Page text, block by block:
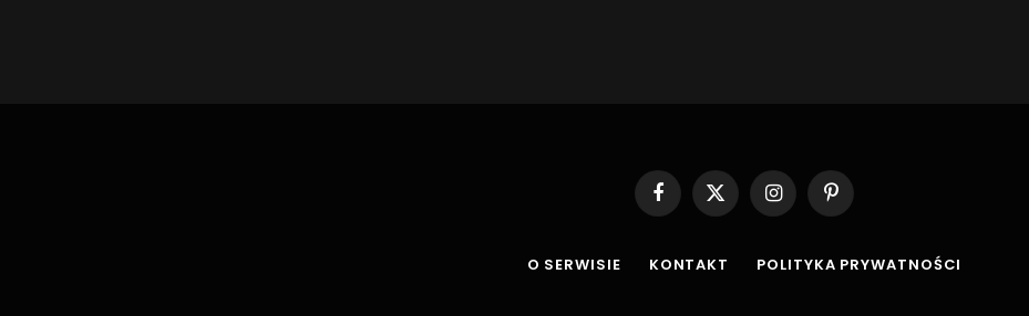
Facebook
X
(Twitter)
InstagramPinterest
O SERWISIE KONTAKT POLITYKA PRYWATNOŚCI